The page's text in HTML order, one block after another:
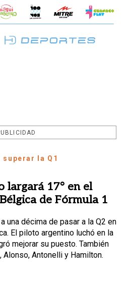
superar la Q1
largará 17° en el
de Fórmula 1
una décima de pasar a la Q2 en
El piloto argentino luchó en la
mejorar su puesto. También
Antonelli y Hamilton.